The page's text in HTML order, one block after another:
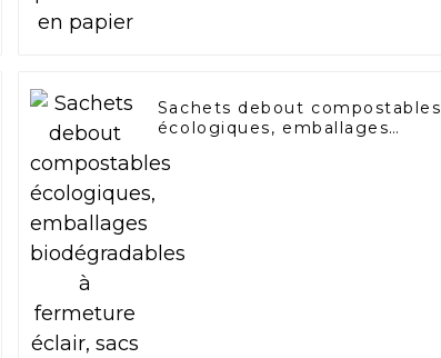
Sachets debout compostables
écologiques, emballages
éclair, sacs en papier kraft